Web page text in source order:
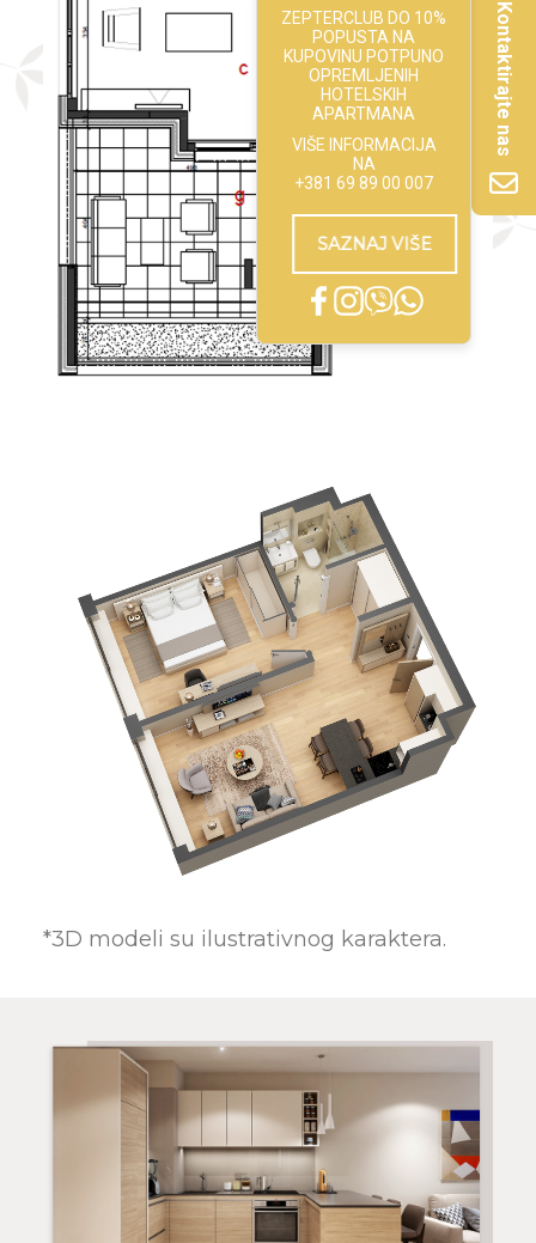
Kontaktirajte nas
ZEPTERCLUB DO 10%
POPUSTA NA
KUPOVINU POTPUNO
OPREMLJENIH
HOTELSKIH
APARTMANA
VIŠE INFORMACIJA
NA
+381 69 89 00 007
SAZNAJ VIŠE
*3D modeli su ilustrativnog karaktera.